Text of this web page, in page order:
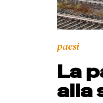
paesi
La
alla